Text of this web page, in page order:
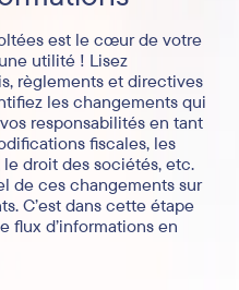
est le cœur de votre
utilité ! Lisez
règlements et directives
les changements qui
responsabilités en tant
fiscales, les
droit des sociétés, etc.
de ces changements sur
C’est dans cette étape
flux d’informations en